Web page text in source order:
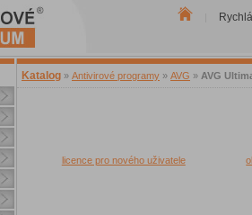
Katalog » Antivirové programy » AVG » AVG
licence pro nového uživatele